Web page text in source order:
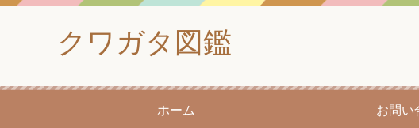
クワガタ図鑑
ホーム お問い